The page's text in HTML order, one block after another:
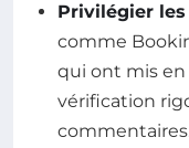
Privilégier
comme
qui ont mis en
vérification